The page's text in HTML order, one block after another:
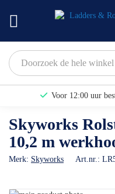
Voor 12:00 uur
Bekijk
Binnen 1
Skyworks
10,2 m
Merk: Skyworks Art.nr.: